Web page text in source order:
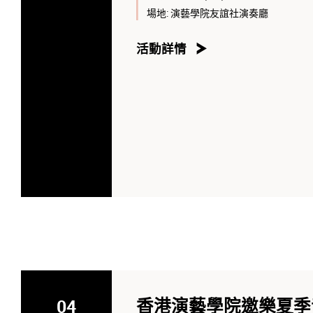
場地:演藝學院友誼社演奏廳
活動詳情
04 香港演藝學院邀樂夏